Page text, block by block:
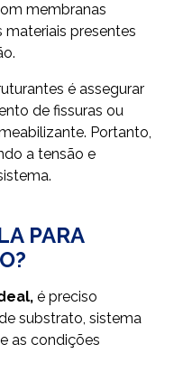
membranas
presentes
é assegurar
de fissuras ou
Portanto,
a tensão e
PARA
é preciso
substrato, sistema
as condições